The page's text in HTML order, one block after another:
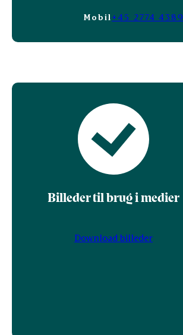
Mobil +45 2774 4389
Billeder til brug i medier
Download billeder